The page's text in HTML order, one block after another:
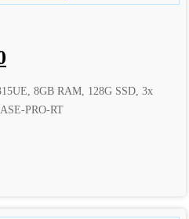
8GB RAM, 128G SSD, 3x
PRO-RT